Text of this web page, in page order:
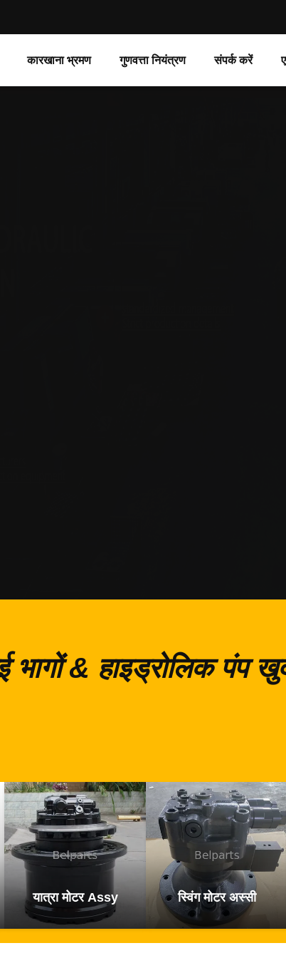
कारखाना भ्रमण गुणवत्ता नियंत्रण संपर्क करें
भागों & हाइड्रोलिक
यात्रा मोटर Assy स्विंग मोटर अस्सी